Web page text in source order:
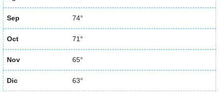
Sep 74°
Oct 71°
Nov 65°
Dic 63°